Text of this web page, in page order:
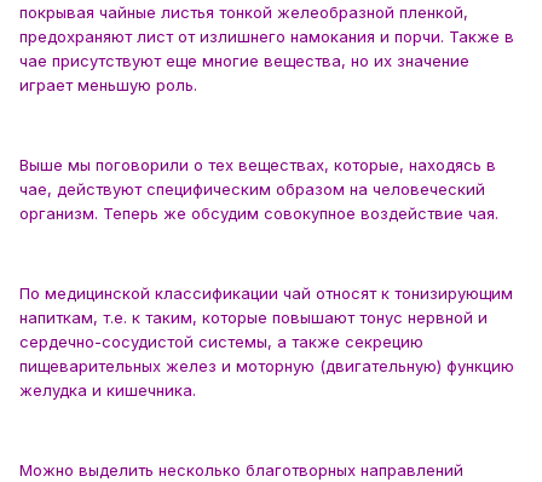
покрывая чайные листья тонкой желеобразной пленкой,
предохраняют лист от излишнего намокания и порчи. Также в
чае присутствуют еще многие вещества, но их значение
играет меньшую роль.
Выше мы поговорили о тех веществах, которые, находясь в
чае, действуют специфическим образом на человеческий
организм. Теперь же обсудим совокупное воздействие чая.
По медицинской классификации чай относят к тонизирующим
напиткам, т.е. к таким, которые повышают тонус нервной и
сердечно-сосудистой системы, а также секрецию
пищеварительных желез и моторную (двигательную) функцию
желудка и кишечника.
Можно выделить несколько благотворных направлений